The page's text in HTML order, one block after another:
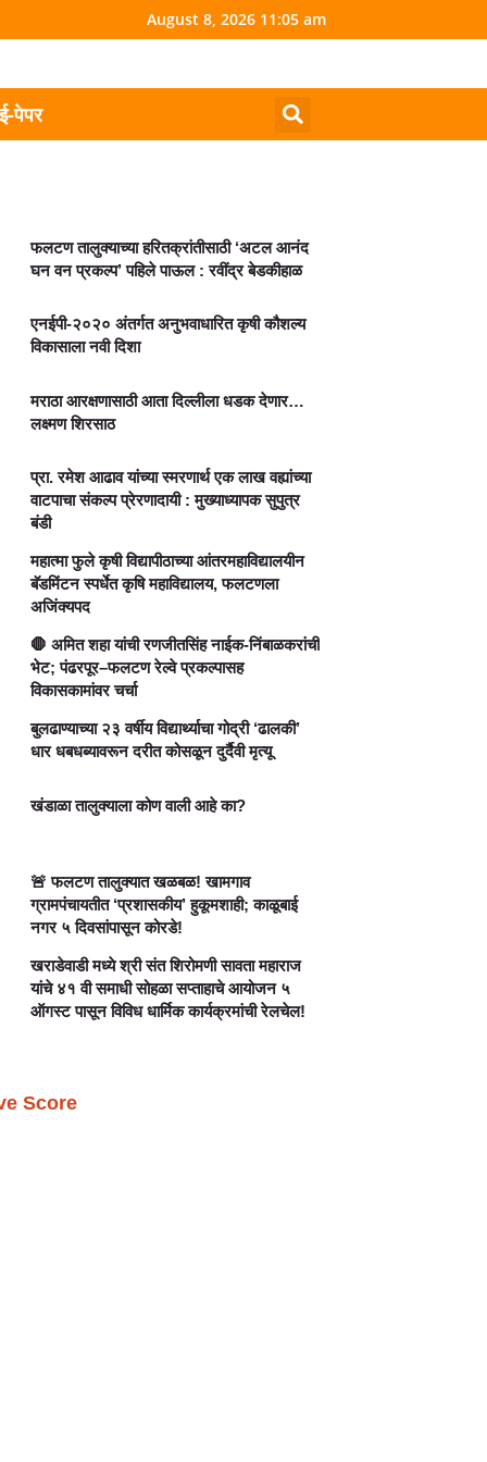
August 8, 2026 11:05 am
पेपर
फलटण तालुक्याच्या हरितक्रांतीसाठी ‘अटल आनंद
घन वन प्रकल्प’ पहिले पाऊल : रवींद्र बेडकीहाळ
एनईपी-२०२० अंतर्गत अनुभवाधारित कृषी कौशल्य
विकासाला नवी दिशा
मराठा आरक्षणासाठी आता दिल्लीला धडक देणार…
लक्ष्मण शिरसाठ
प्रा. रमेश आढाव यांच्या स्मरणार्थ एक लाख वह्यांच्या
वाटपाचा संकल्प प्रेरणादायी : मुख्याध्यापक सुपुत्र
बंडी
महात्मा फुले कृषी विद्यापीठाच्या आंतरमहाविद्यालयीन
बॅडमिंटन स्पर्धेत कृषि महाविद्यालय, फलटणला
अजिंक्यपद
🛑 अमित शहा यांची रणजीतसिंह नाईक-निंबाळकरांची
भेट; पंढरपूर–फलटण रेल्वे प्रकल्पासह
विकासकामांवर चर्चा
बुलढाण्याच्या २३ वर्षीय विद्यार्थ्याचा गोद्री ‘ढालकी’
धार धबधब्यावरून दरीत कोसळून दुर्दैवी मृत्यू
खंडाळा तालुक्याला कोण वाली आहे का?
🚨 फलटण तालुक्यात खळबळ! खामगाव
ग्रामपंचायतीत ‘प्रशासकीय’ हुकूमशाही; काळूबाई
नगर ५ दिवसांपासून कोरडे!
खराडेवाडी मध्ये श्री संत शिरोमणी सावता महाराज
यांचे ४१ वी समाधी सोहळा सप्ताहाचे आयोजन ५
ऑगस्ट पासून विविध धार्मिक कार्यक्रमांची रेलचेल!
Score